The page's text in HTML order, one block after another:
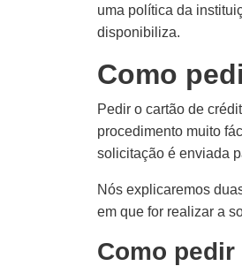
uma política da
disponibiliza.
Como
Pedir o cartão de
procedimento muito
solicitação é enviada
Nós explicaremos
em que for realizar a
Como